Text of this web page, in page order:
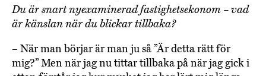
Du är snart nyexaminerad fastighetsekonom – vad
är känslan när du blickar tillbaka?
– När man börjar är man ju så ”Är detta rätt för
mig?” Men när jag nu tittar tillbaka på när jag gick i